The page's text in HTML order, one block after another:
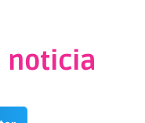
noticia